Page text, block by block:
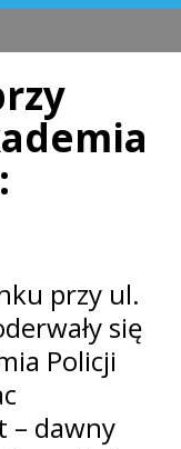
przy ul.
się
Policji
– dawny